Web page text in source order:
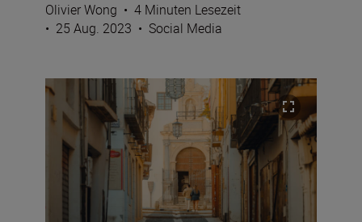
Olivier Wong • 4 Minuten Lesezeit
• 25 Aug. 2023 • Social Media